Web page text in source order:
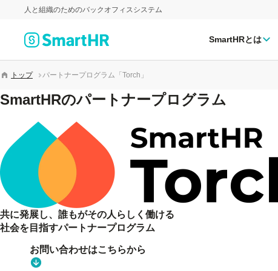
人と組織のためのバックオフィスシステム
SmartHRとは
トップ パートナープログラム「Torch」
SmartHRのパートナープログラム
共に発展し、誰もがその人らしく働ける
社会を目指すパートナープログラム
お問い合わせはこちらから